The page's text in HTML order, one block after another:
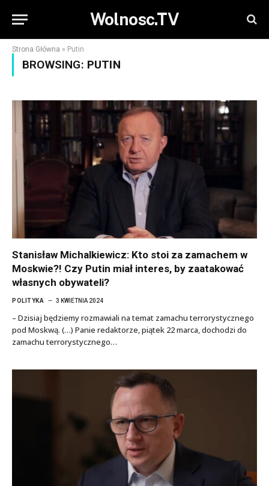
Wolnosc.TV
Strona Główna » Putin
BROWSING: PUTIN
Stanisław Michalkiewicz: Kto stoi za zamachem w
Moskwie?! Czy Putin miał interes, by zaatakować
własnych obywateli?
POLITYKA 3 KWIETNIA 2024
– Dzisiaj będziemy rozmawiali na temat zamachu terrorystycznego
pod Moskwą. (…) Panie redaktorze, piątek 22 marca, dochodzi do
zamachu terrorystycznego…